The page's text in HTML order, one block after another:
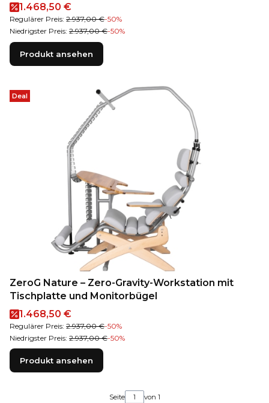
Aktionspreis
1.468,50 €
Regulärer Preis: 2.937,00 €-50%
Niedrigster Preis: 2.937,00 €-50%
Produkt ansehen
Deal
ZeroG Nature – Zero-Gravity-Workstation mit
Tischplatte und Monitorbügel
Aktionspreis
1.468,50 €
Regulärer Preis: 2.937,00 €-50%
Niedrigster Preis: 2.937,00 €-50%
Produkt ansehen
Seite von 1